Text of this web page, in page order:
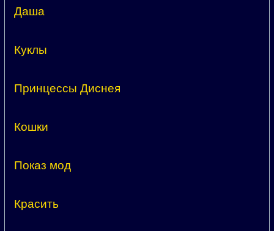
Даша
Куклы
Принцессы Диснея
Кошки
Показ мод
Красить